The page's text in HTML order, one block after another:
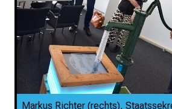
Markus Richter (rechts),